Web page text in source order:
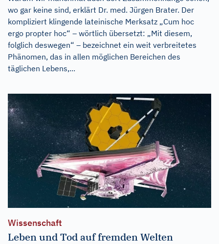
wo gar keine sind, erklärt Dr. med. Jürgen Brater. Der
kompliziert klingende lateinische Merksatz „Cum hoc
ergo propter hoc“ – wörtlich übersetzt: „Mit diesem,
folglich deswegen“ – bezeichnet ein weit verbreitetes
Phänomen, das in allen möglichen Bereichen des
täglichen Lebens,...
Wissenschaft
Leben und Tod auf fremden Welten